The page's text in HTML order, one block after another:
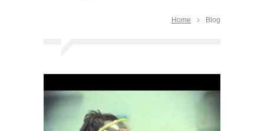
Home Blog